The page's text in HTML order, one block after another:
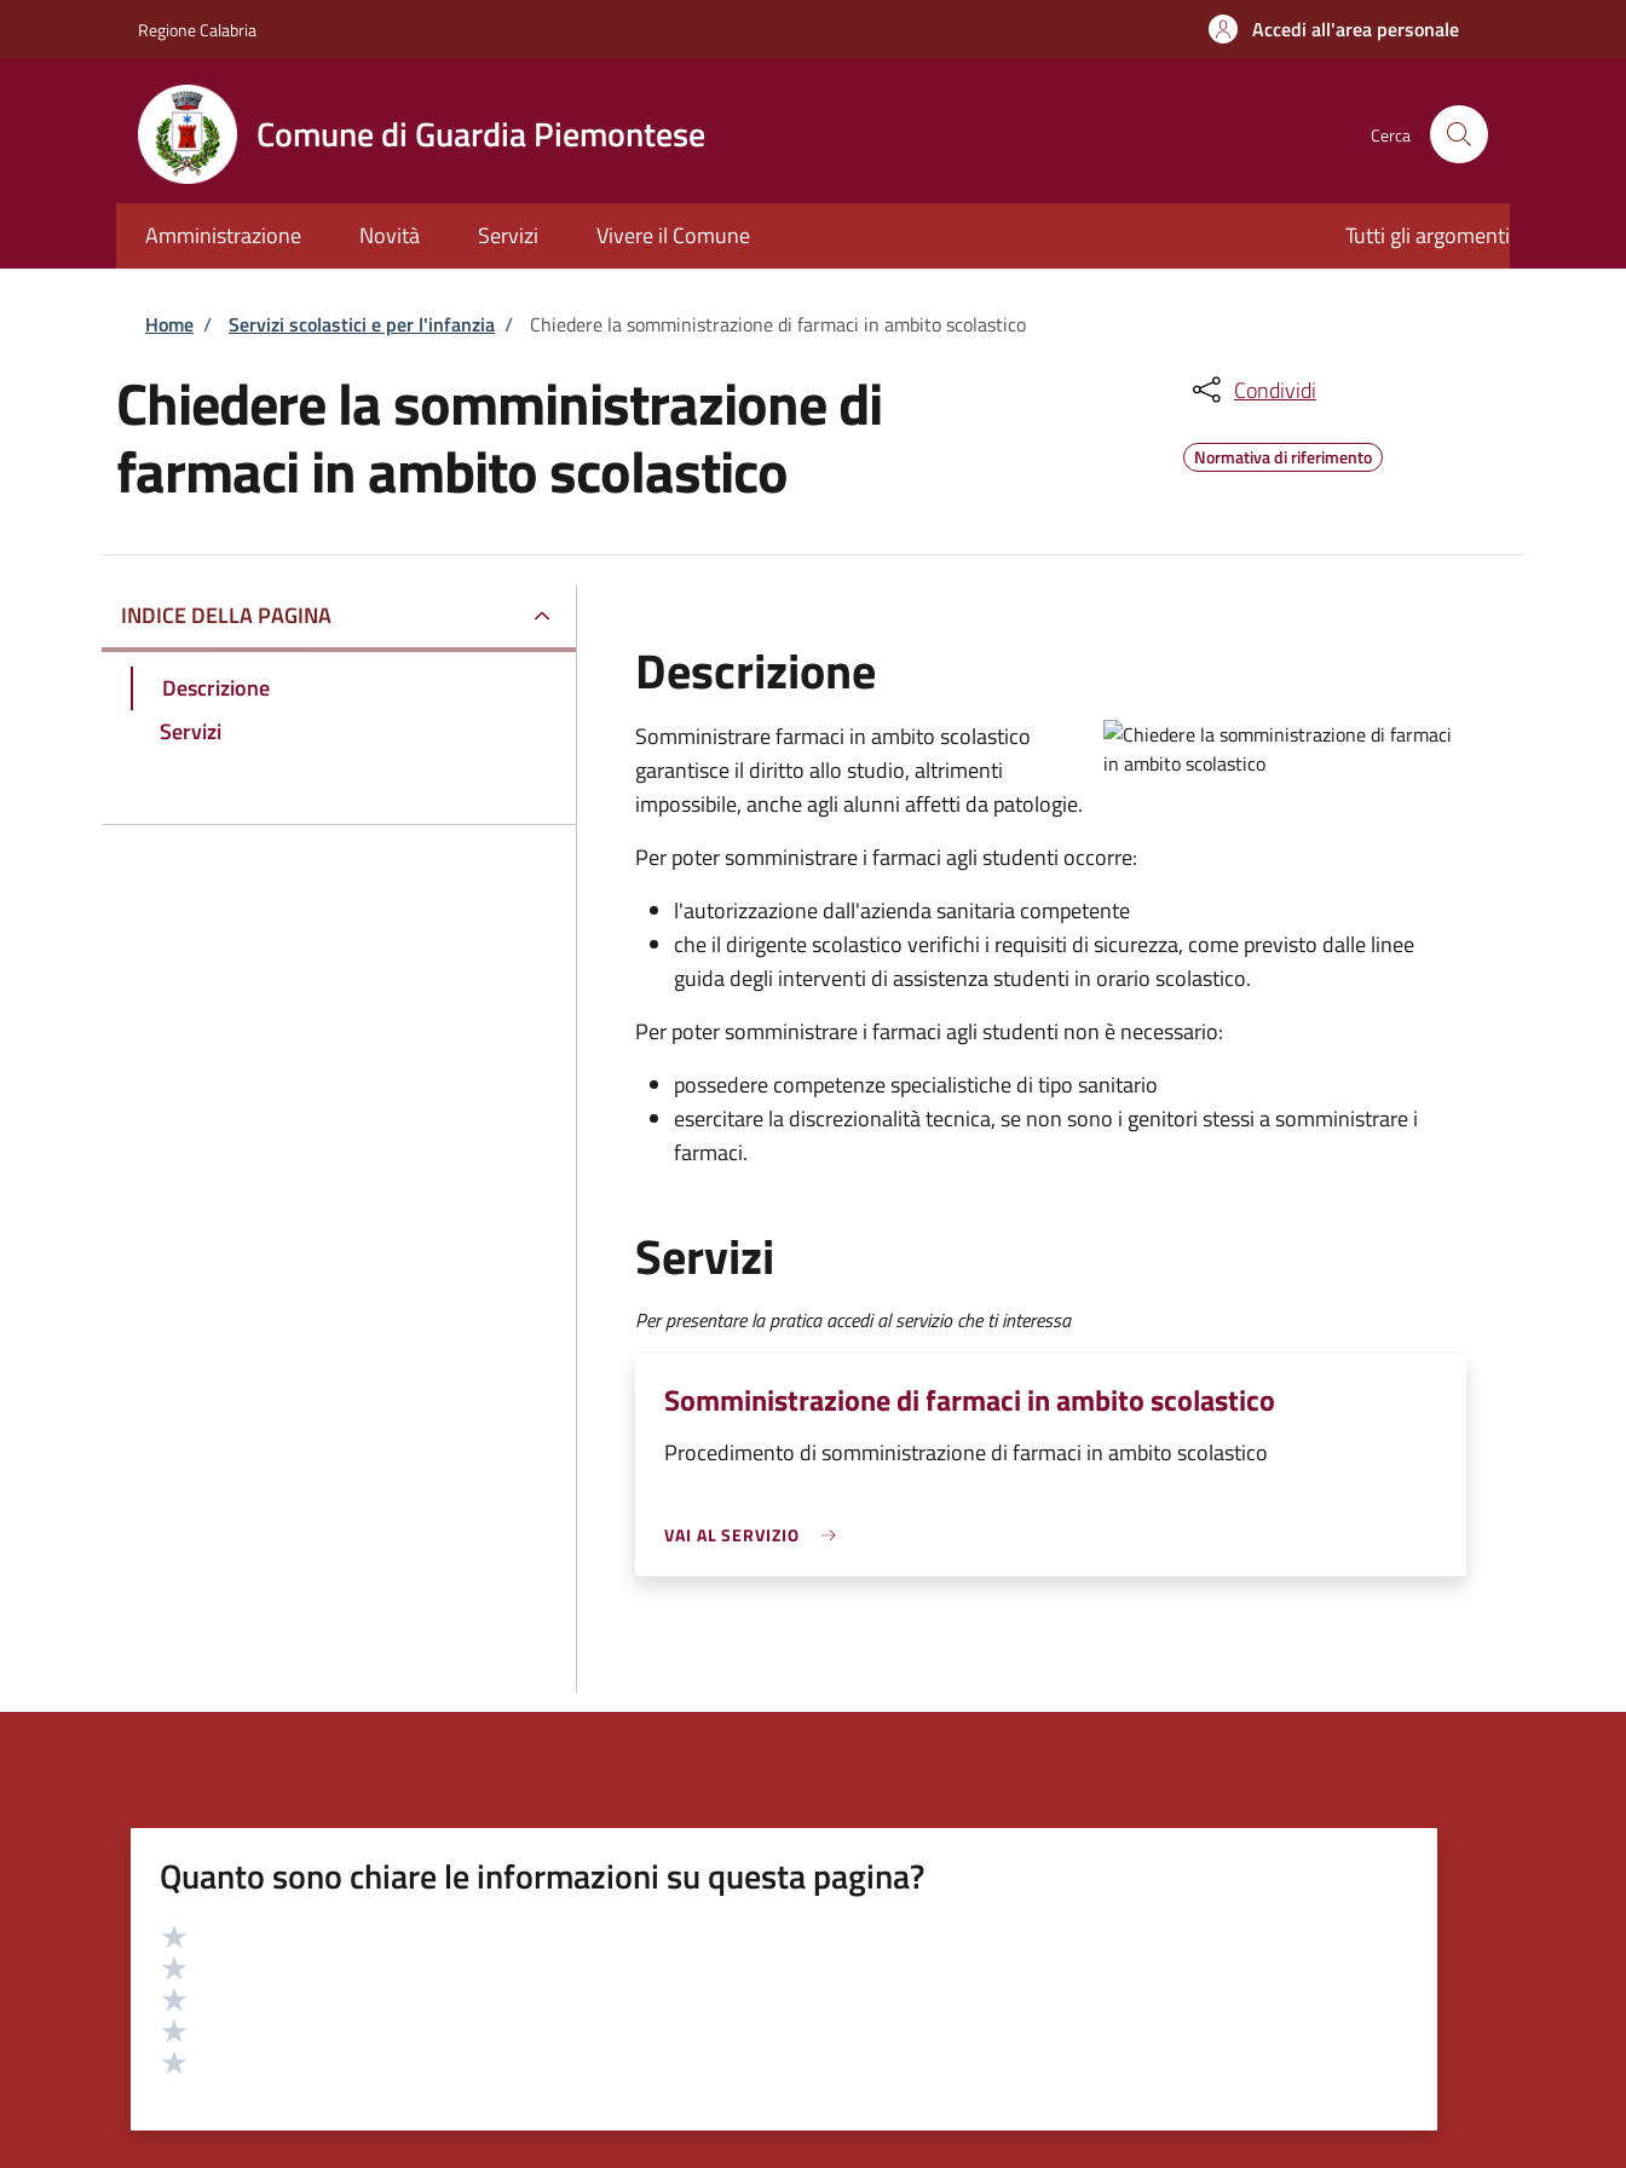
Regione Calabria Accedi all'area personale
Comune di Guardia Piemontese Cerca
Amministrazione Novità Servizi Vivere il Comune Tutti gli argomenti
Briciole di pane
Home / Servizi scolastici e per l'infanzia / Chiedere la somministrazione di farmaci in ambito scolastico
Chiedere la somministrazione di
farmaci in ambito scolastico
Condividi
Normativa di riferimento
INDICE DELLA PAGINA
Descrizione
Servizi
Descrizione
Somministrare farmaci in ambito scolastico
garantisce il diritto allo studio, altrimenti
impossibile, anche agli alunni affetti da patologie.
Per poter somministrare i farmaci agli studenti occorre:
l'autorizzazione dall'azienda sanitaria competente
che il dirigente scolastico verifichi i requisiti di sicurezza, come previsto dalle linee
guida degli interventi di assistenza studenti in orario scolastico.
Per poter somministrare i farmaci agli studenti non è necessario:
possedere competenze specialistiche di tipo sanitario
esercitare la discrezionalità tecnica, se non sono i genitori stessi a somministrare i
farmaci.
Servizi
Per presentare la pratica accedi al servizio che ti interessa
Somministrazione di farmaci in ambito scolastico
Procedimento di somministrazione di farmaci in ambito scolastico
VAI AL SERVIZIO
Quanto sono chiare le informazioni su questa pagina?
Valutazione